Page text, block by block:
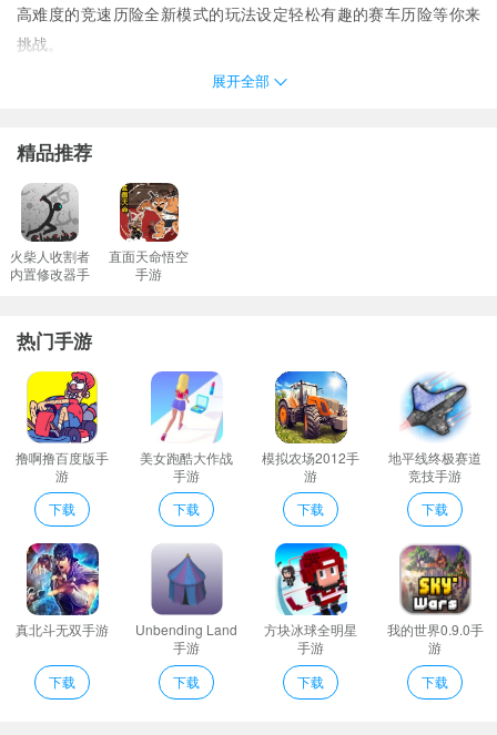
高难度的竞速历险全新模式的玩法设定轻松有趣的赛车历险等你来
挑战。
真实的关卡挑战每一轮的竞赛都十分刺激玩法轻松享受十分精彩的
竞速类游戏玩家将会在越野油轮卡车游戏里驾驶一辆游轮车进行
不同的场景中有各种不同的游戏技巧和操作方式寻找它们并不断的
进行提升吧！
感受一场真实的竞速赛车大作战驾驶油罐车可以去任何想去的地
方。
戏中玩家将模拟驾驶油罐车在复杂道路的上行驶来完成各类特殊的
运输任务。
越野油轮货车优势
采用的是真实的卡斯特地貌玩家需要穿过一些隧道尽情的展开不一
样的挑战;
定制你的卡车的外观有各种各样的贴纸油漆和轮胎的
如同坐在汽车中一般你可以启动汽车去任何想去的地方冒险。游戏
中各种驾驶模式可以体验。
越野油轮卡车手游是一款卡车竞速驾驶游戏应用越野油轮卡车游戏
结合了真实和有趣的驾驶物理原理玩家将创建完成任务在越野油轮
卡车手游规定时间内完成目标。
完成更多的运输应战游戏中的画面也十分真实。
运输更多不同的货物而且游戏中的场景也十分丰厚。
展开全部
精品推荐
火柴人收割者
内置修改器手
直面天命悟空
手游
热门手游
撸啊撸百度版手
游
下载
美女跑酷大作战
手游
下载
模拟农场2012手
游
下载
地平线终极赛道
竞技手游
下载
真北斗无双手游
下载
Unbending Land
手游
下载
方块冰球全明星
手游
下载
我的世界0.9.0手
游
下载